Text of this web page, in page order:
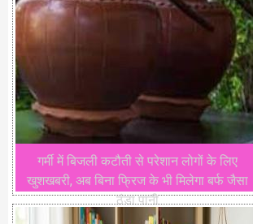
गर्मी में बिजली कटौती से परेशान लोगों के लिए
खुशखबरी, अब बिना फ्रिज के भी मिलेगा बर्फ जैसा
ठंडा पानी